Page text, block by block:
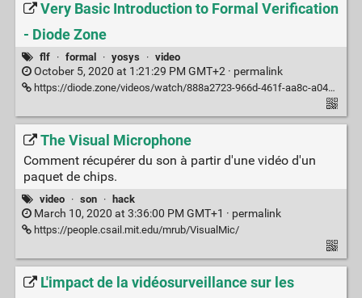
Very Basic Introduction to Formal Verification
- Diode Zone
flf · formal · yosys · video
October 5, 2020 at 1:21:29 PM GMT+2 · permalink
https://diode.zone/videos/watch/888a2723-966d-461f-aa8c-a0438777ffbe
The Visual Microphone
Comment récupérer du son à partir d'une vidéo d'un
paquet de chips.
video · son · hack
March 10, 2020 at 3:36:00 PM GMT+1 · permalink
https://people.csail.mit.edu/mrub/VisualMic/
L'impact de la vidéosurveillance sur les